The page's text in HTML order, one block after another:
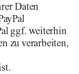
Daten
ggf. weiterhin
zu verarbeiten,